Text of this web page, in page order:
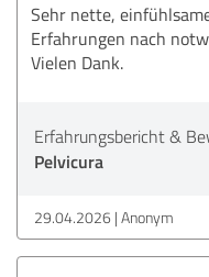
Sehr nette,
Erfahrungen nach
Vielen Dank.
Erfahrungsbericht &
Pelvicura
29.04.2026 Anonym